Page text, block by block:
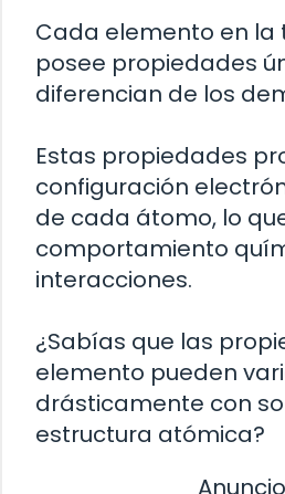
Cada elemento en la
posee propiedades
diferencian de los
Estas propiedades
configuración
de cada átomo, lo
comportamiento
interacciones.
¿Sabías que las
elemento pueden
drásticamente con
estructura atómica?